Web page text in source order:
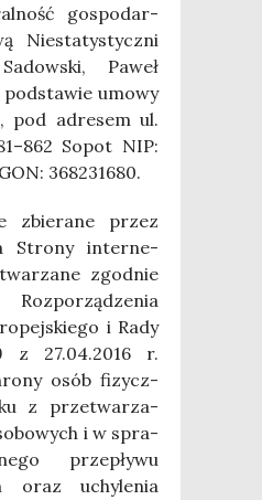
gospo­dar­
Nie­sta­ty­stycz­ni
Paweł
pod­sta­wie umo­wy
pod adre­sem ul.
Sopot NIP:
368231680.
zbie­ra­ne przez
Stro­ny inter­ne­
zgod­nie
i Rady
z 27.04.2016 r.
osób fizycz­
z prze­twa­rza­
i w spra­
prze­pły­wu
oraz uchy­le­nia